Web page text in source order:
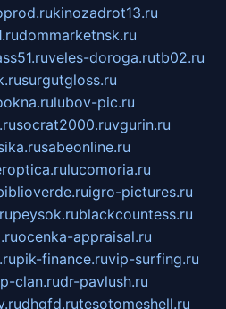
kinozadrot13.ru
dommarketnsk.ru
veles-doroga.rutb02.ru
surgutgloss.ru
lubov-pic.ru
socrat2000.ruvgurin.ru
sabeonline.ru
lucomoria.ru
igro-pictures.ru
peysok.rublackcountess.ru
ocenka-appraisal.ru
pik-finance.ruvip-surfing.ru
clan.rudr-pavlush.ru
dhgfd.rutesotomeshell.ru